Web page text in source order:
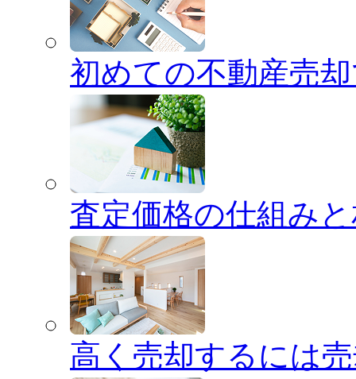
初めての不動産売
査定価格の仕組み
高く売却するには